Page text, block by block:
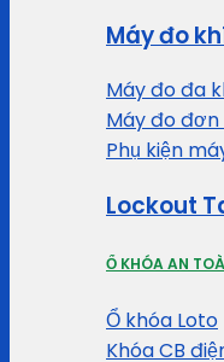
Máy đo
Máy đo đa
Máy đo
Phụ kiện
Lockout
Ổ KHÓA AN
Ổ khóa Loto
Khóa CB